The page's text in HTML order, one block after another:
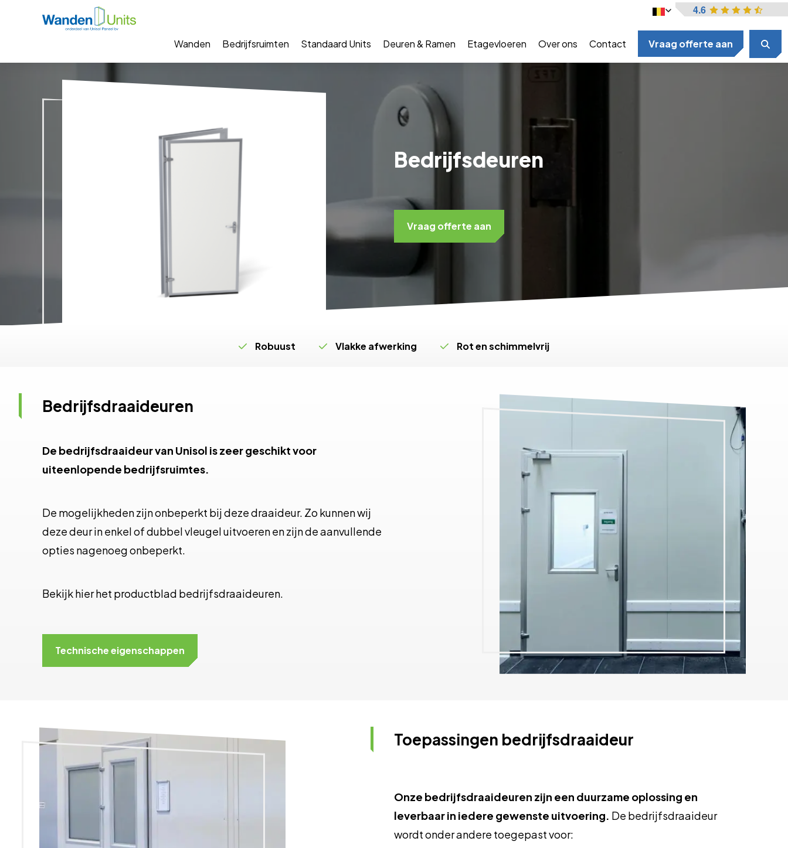
4.6
Wanden Bedrijfsruimten Standaard Units Deuren & Ramen Etagevloeren Over ons Contact Vraag offerte aan
Bedrijfsdeuren
Vraag offerte aan
Robuust Vlakke afwerking Rot en schimmelvrij
Bedrijfsdraaideuren
De bedrijfsdraaideur van Unisol is zeer geschikt voor
uiteenlopende bedrijfsruimtes.
De mogelijkheden zijn onbeperkt bij deze draaideur. Zo kunnen wij
deze deur in enkel of dubbel vleugel uitvoeren en zijn de aanvullende
opties nagenoeg onbeperkt.
Bekijk hier het productblad bedrijfsdraaideuren.
Technische eigenschappen
Toepassingen bedrijfsdraaideur
Onze bedrijfsdraaideuren zijn een duurzame oplossing en
leverbaar in iedere gewenste uitvoering. De bedrijfsdraaideur
wordt onder andere toegepast voor: